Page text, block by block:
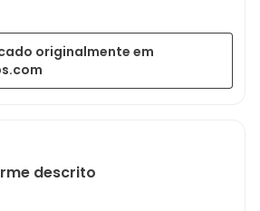
originalmente em
descrito